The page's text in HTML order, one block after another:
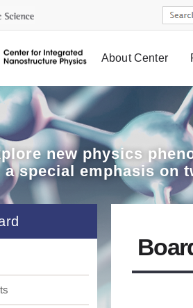
About Center
new physics
a special emphasis on